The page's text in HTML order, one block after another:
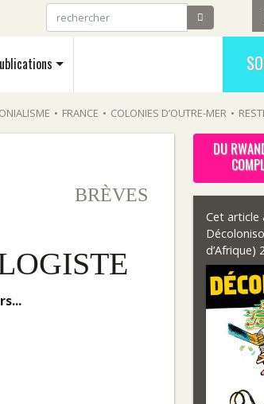
• FRANCE • COLONIES D’OUTRE-MER •
BRÈVES
DU
Cet article
d’Afrique)